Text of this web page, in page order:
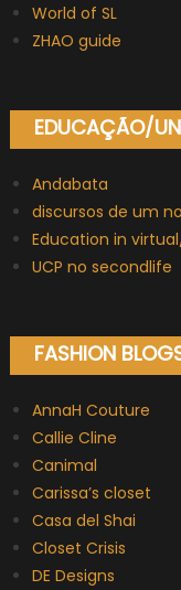
World of SL
ZHAO guide
EDUCAÇÃO/
Andabata
discursos de um
Education in
UCP no secondlife
FASHION
AnnaH Couture
Callie Cline
Canimal
Carissa’s closet
Casa del Shai
Closet Crisis
DE Designs